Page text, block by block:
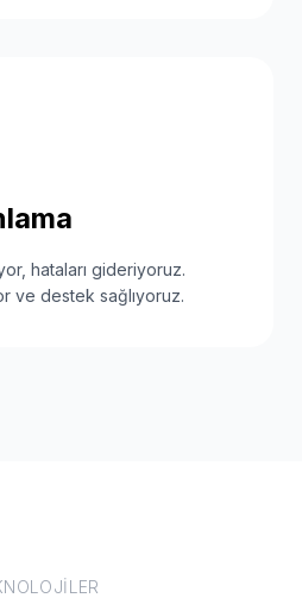
hataları gideriyoruz.
ve destek sağlıyoruz.